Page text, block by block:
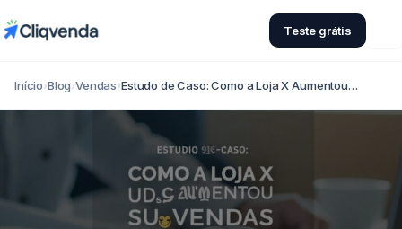
Teste grátis
Início›Blog›Vendas›Estudo de Caso: Como a Loja X Aumentou…